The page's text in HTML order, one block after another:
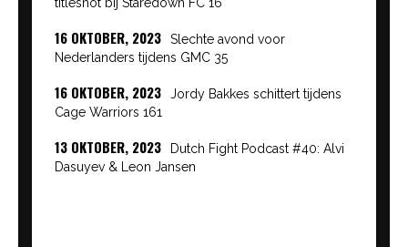
16 OKTOBER, 2023
Slechte avond voor
Nederlanders tijdens GMC 35
16 OKTOBER, 2023
Jordy Bakkes schittert tijdens
Cage Warriors 161
13 OKTOBER, 2023
Dutch Fight Podcast #40: Alvi
Dasuyev & Leon Jansen